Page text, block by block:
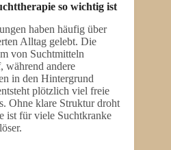
so wichtig ist
haben häufig über
Alltag gelebt. Die
von Suchtmitteln
während andere
in den Hintergrund
plötzlich viel freie
Ohne klare Struktur droht
ist für viele Suchtkranke